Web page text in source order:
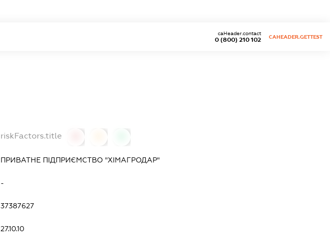
0 (800) 210 102
caHeader.contact
CAHEADER.GETTEST
riskFactors.title
ПРИВАТНЕ ПІДПРИЄМСТВО "ХІМАГРОДАР"
-
37387627
27.10.10